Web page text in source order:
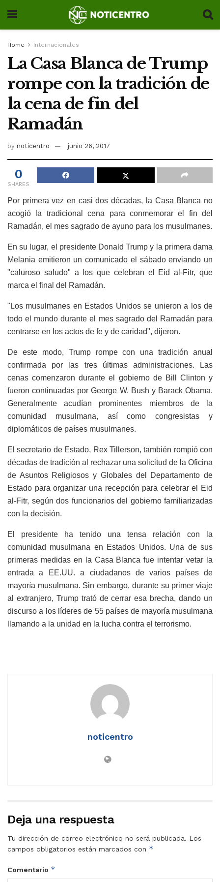
Home Internacionales
La Casa Blanca de Trump
rompe con la tradición de
la cena de fin del
Ramadán
by noticentro junio 26, 2017
0
SHARES
Por primera vez en casi dos décadas, la Casa Blanca no
acogió la tradicional cena para conmemorar el fin del
Ramadán, el mes sagrado de ayuno para los musulmanes.
En su lugar, el presidente Donald Trump y la primera dama
Melania emitieron un comunicado el sábado enviando un
"caluroso saludo" a los que celebran el Eid al-Fitr, que
marca el final del Ramadán.
"Los musulmanes en Estados Unidos se unieron a los de
todo el mundo durante el mes sagrado del Ramadán para
centrarse en los actos de fe y de caridad", dijeron.
De este modo, Trump rompe con una tradición anual
confirmada por las tres últimas administraciones. Las
cenas comenzaron durante el gobierno de Bill Clinton y
fueron continuadas por George W. Bush y Barack Obama.
Generalmente acudían prominentes miembros de la
comunidad musulmana, así como congresistas y
diplomáticos de países musulmanes.
El secretario de Estado, Rex Tillerson, también rompió con
décadas de tradición al rechazar una solicitud de la Oficina
de Asuntos Religiosos y Globales del Departamento de
Estado para organizar una recepción para celebrar el Eid
al-Fitr, según dos funcionarios del gobierno familiarizadas
con la decisión.
El presidente ha tenido una tensa relación con la
comunidad musulmana en Estados Unidos. Una de sus
primeras medidas en la Casa Blanca fue intentar vetar la
entrada a EE.UU. a ciudadanos de varios países de
mayoría musulmana. Sin embargo, durante su primer viaje
al extranjero, Trump trató de cerrar esa brecha, dando un
discurso a los líderes de 55 países de mayoría musulmana
llamando a la unidad en la lucha contra el terrorismo.
noticentro
Deja una respuesta
Tu dirección de correo electrónico no será publicada. Los
campos obligatorios están marcados con *
Comentario *